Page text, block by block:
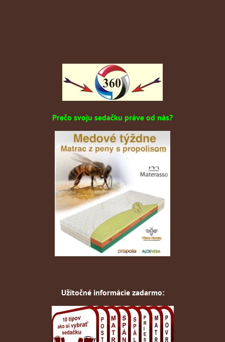
Prečo svoju sedačku práve od nás?
Užitočné informácie zadarmo: